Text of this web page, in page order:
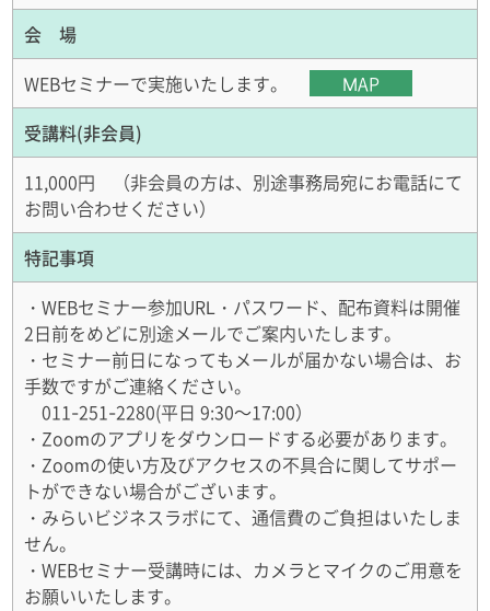
会 場
WEBセミナーで実施いたします。
MAP
受講料(非会員)
11,000円 （非会員の方は、別途事務局宛にお電話にて
お問い合わせください）
特記事項
・WEBセミナー参加URL・パスワード、配布資料は開催
2日前をめどに別途メールでご案内いたします。
・セミナー前日になってもメールが届かない場合は、お
手数ですがご連絡ください。
011-251-2280(平日 9:30～17:00）
・Zoomのアプリをダウンロードする必要があります。
・Zoomの使い方及びアクセスの不具合に関してサポー
トができない場合がございます。
・みらいビジネスラボにて、通信費のご負担はいたしま
せん。
・WEBセミナー受講時には、カメラとマイクのご用意を
お願いいたします。